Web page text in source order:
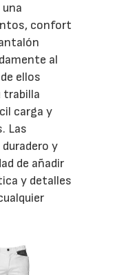
confort
al
ellos
trabilla
carga y
Las
y
de añadir
y detalles